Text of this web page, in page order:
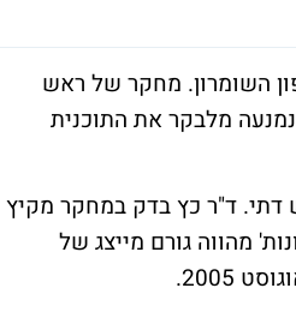
ובצפון השומרון. מחקר של ראש
מלבקר את התוכנית
דתי. ד"ר כץ בדק במחקר מקיץ
מהווה גורם מייצג של